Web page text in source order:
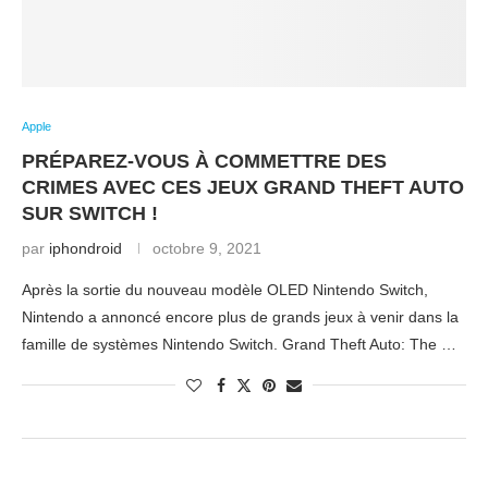
Apple
PRÉPAREZ-VOUS À COMMETTRE DES
CRIMES AVEC CES JEUX GRAND THEFT AUTO
SUR SWITCH !
par iphondroid octobre 9, 2021
Après la sortie du nouveau modèle OLED Nintendo Switch,
Nintendo a annoncé encore plus de grands jeux à venir dans la
famille de systèmes Nintendo Switch. Grand Theft Auto: The …